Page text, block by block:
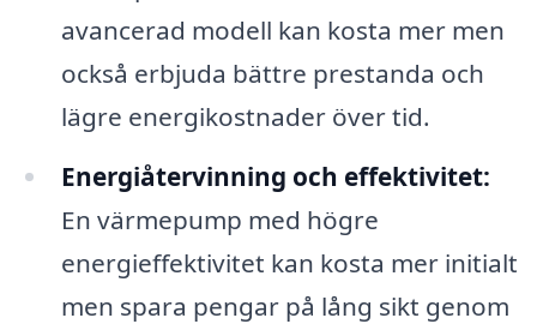
avancerad modell kan kosta mer men
också erbjuda bättre prestanda och
lägre energikostnader över tid.
Energiåtervinning och effektivitet:
En värmepump med högre
energieffektivitet kan kosta mer initialt
men spara pengar på lång sikt genom